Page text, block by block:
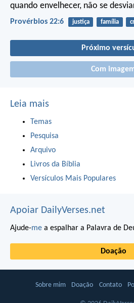
quando envelhecer, não se
Provérbios 22:6 justiça família
Próximo
Com
Leia mais
Temas
Pesquisa
Arquivo
Livros da Bíblia
Versículos Mais Populares
Apoiar DailyVerses.net
Ajude-me a espalhar a Palavra de
Doação
Sobre mim Doação Contato